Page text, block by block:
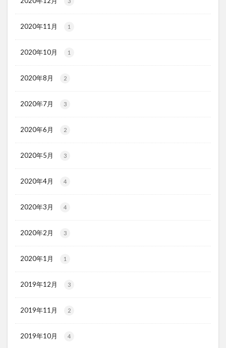
2020年11月 1
2020年10月 1
2020年8月 2
2020年7月 3
2020年6月 2
2020年5月 3
2020年4月 4
2020年3月 4
2020年2月 3
2020年1月 1
2019年12月 3
2019年11月 2
2019年10月 4